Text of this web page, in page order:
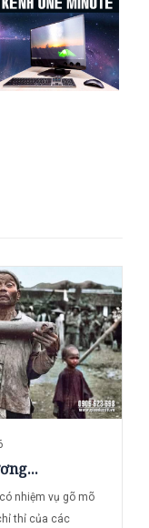
nhiệm vụ gõ mõ
thỉ của các